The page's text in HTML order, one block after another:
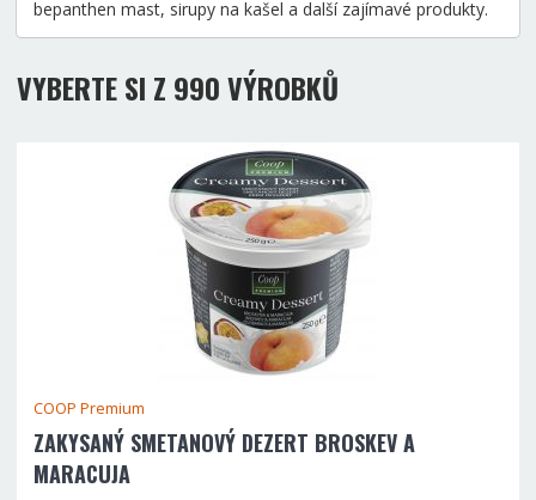
bepanthen mast, sirupy na kašel a další zajímavé produkty.
VYBERTE SI Z 990 VÝROBKŮ
COOP Premium
ZAKYSANÝ SMETANOVÝ DEZERT BROSKEV A
MARACUJA